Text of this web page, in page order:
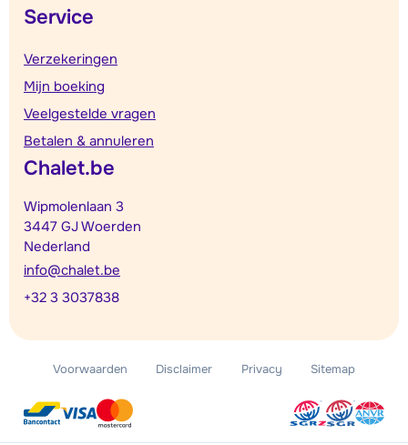
Service
Verzekeringen
Mijn boeking
Veelgestelde vragen
Betalen & annuleren
Chalet.be
Wipmolenlaan 3
3447 GJ Woerden
Nederland
info@chalet.be
+32 3 3037838
Voorwaarden Disclaimer Privacy Sitemap